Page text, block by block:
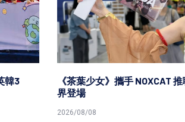
NOXCAT 推聯名 U 卡！2026 文博會跨